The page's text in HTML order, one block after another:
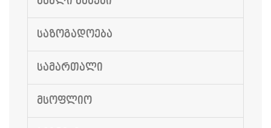
ᲡᲐᲖᲝᲒᲐᲓᲝᲔᲑᲐ
ᲡᲐᲛᲐᲠᲗᲐᲚᲘ
ᲛᲡᲝᲤᲚᲘᲝ